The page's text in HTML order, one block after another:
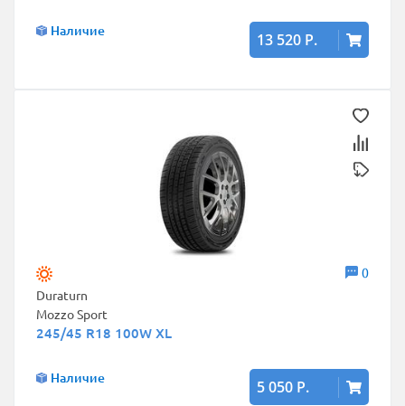
Наличие 13 520 Р.
0
Duraturn
Mozzo Sport
245/45 R18 100W XL
Наличие 5 050 Р.